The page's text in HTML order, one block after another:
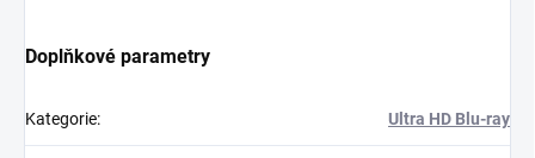
Doplňkové parametry
Kategorie: Ultra HD Blu-ray